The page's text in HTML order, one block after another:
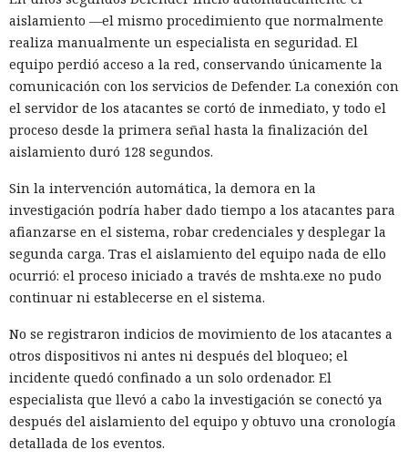
aislamiento —el mismo procedimiento que normalmente
realiza manualmente un especialista en seguridad. El
equipo perdió acceso a la red, conservando únicamente la
comunicación con los servicios de Defender. La conexión con
el servidor de los atacantes se cortó de inmediato, y todo el
proceso desde la primera señal hasta la finalización del
aislamiento duró 128 segundos.
Sin la intervención automática, la demora en la
investigación podría haber dado tiempo a los atacantes para
afianzarse en el sistema, robar credenciales y desplegar la
segunda carga. Tras el aislamiento del equipo nada de ello
ocurrió: el proceso iniciado a través de mshta.exe no pudo
continuar ni establecerse en el sistema.
No se registraron indicios de movimiento de los atacantes a
otros dispositivos ni antes ni después del bloqueo; el
incidente quedó confinado a un solo ordenador. El
especialista que llevó a cabo la investigación se conectó ya
después del aislamiento del equipo y obtuvo una cronología
detallada de los eventos.